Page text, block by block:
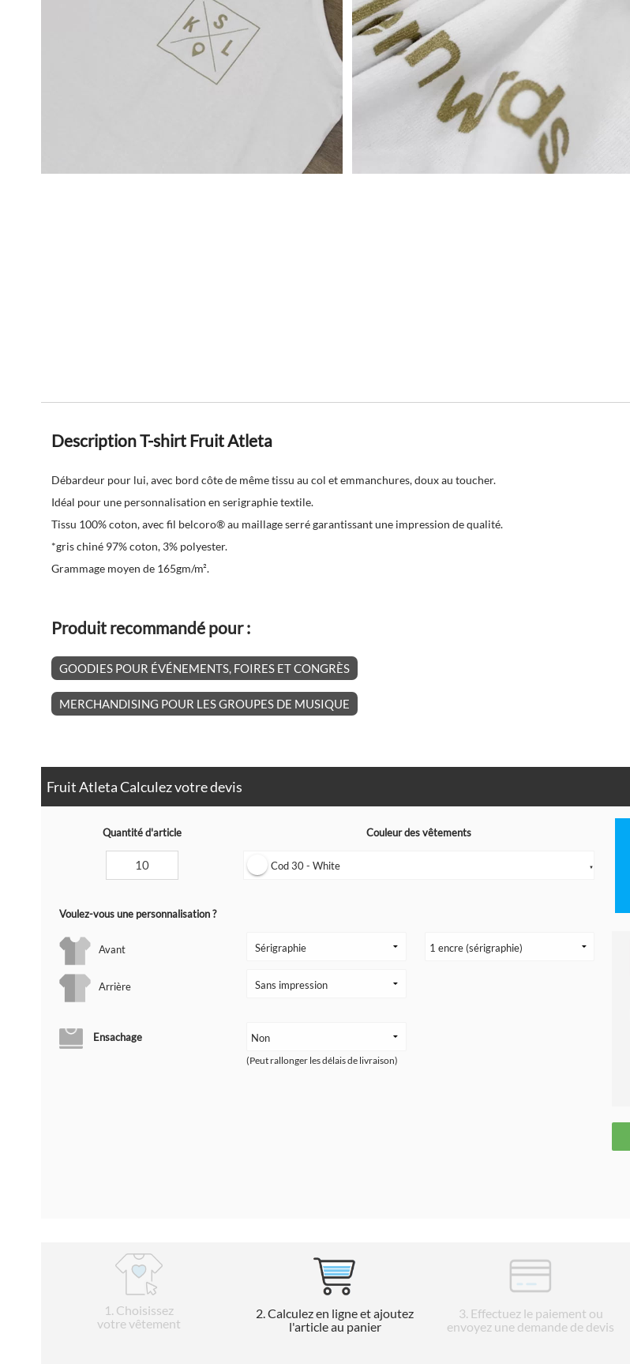
Description T-shirt Fruit Atleta
Débardeur pour lui, avec bord côte de même tissu au col et emmanchures, doux au toucher.
Idéal pour une personnalisation en serigraphie textile.
Tissu 100% coton, avec fil belcoro® au maillage serré garantissant une impression de qualité.
*gris chiné 97% coton, 3% polyester.
Grammage moyen de 165gm/m².
Produit recommandé pour :
GOODIES POUR ÉVÉNEMENTS, FOIRES ET CONGRÈS
MERCHANDISING POUR LES GROUPES DE MUSIQUE
Fruit Atleta Calculez votre devis
Quantité d'article Couleur des vêtements
Cod 30 - White ▼
Voulez-vous une personnalisation ?
Avant
Arrière
Ensachage
(Peut rallonger les délais de livraison)
1 . Choisissez
votre vêtement
2 . Calculez en ligne et ajoutez
l'article au panier
3 . Effectuez le paiement ou
envoyez une demande de devis